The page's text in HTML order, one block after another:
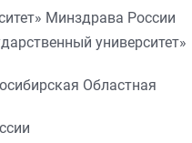
Минздрава России
университет»
Областная